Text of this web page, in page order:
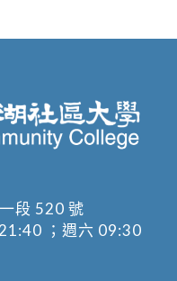
段 520 號
；週六 09:30